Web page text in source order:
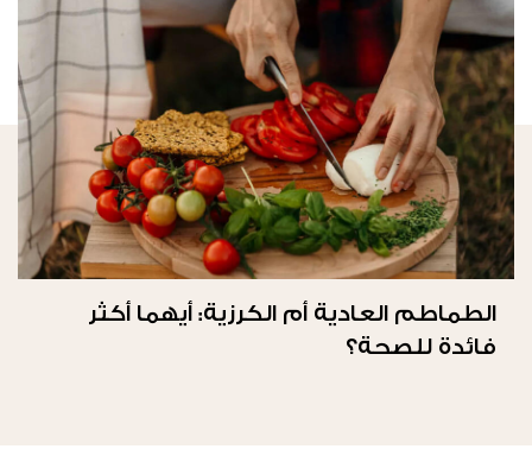
الطماطم العادية أم الكرزية: أيهما أكثر
فائدة للصحة؟